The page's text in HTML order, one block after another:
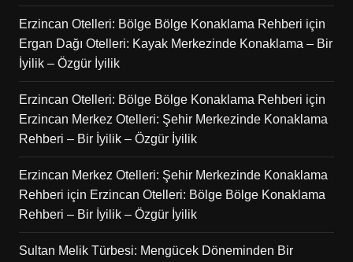
Erzincan Otelleri: Bölge Bölge Konaklama Rehberi için
Ergan Dağı Otelleri: Kayak Merkezinde Konaklama – Bir
İyilik – Özgür İyilik
Erzincan Otelleri: Bölge Bölge Konaklama Rehberi için
Erzincan Merkez Otelleri: Şehir Merkezinde Konaklama
Rehberi – Bir İyilik – Özgür İyilik
Erzincan Merkez Otelleri: Şehir Merkezinde Konaklama
Rehberi için Erzincan Otelleri: Bölge Bölge Konaklama
Rehberi – Bir İyilik – Özgür İyilik
Sultan Melik Türbesi: Mengücek Döneminden Bir